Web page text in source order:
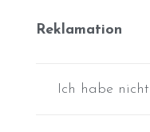
Reklamation
Ich habe